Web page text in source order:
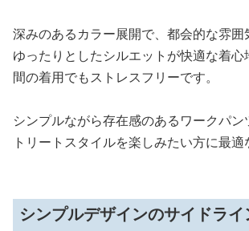
深みのあるカラー展開で、都会的な雰囲
ゆったりとしたシルエットが快適な着
間の着用でもストレスフリーです。
シンプルながら存在感のあるワークパン
トリートスタイルを楽しみたい方に最適
シンプルデザインのサイドラ